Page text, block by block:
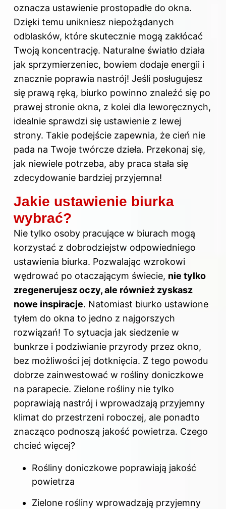
oznacza ustawienie prostopadłe do okna.
Dzięki temu unikniesz niepożądanych
odblasków, które skutecznie mogą zakłócać
Twoją koncentrację. Naturalne światło działa
jak sprzymierzeniec, bowiem dodaje energii i
znacznie poprawia nastrój! Jeśli posługujesz
się prawą ręką, biurko powinno znaleźć się po
prawej stronie okna, z kolei dla leworęcznych,
idealnie sprawdzi się ustawienie z lewej
strony. Takie podejście zapewnia, że cień nie
pada na Twoje twórcze dzieła. Przekonaj się,
jak niewiele potrzeba, aby praca stała się
zdecydowanie bardziej przyjemna!
Jakie ustawienie biurka
wybrać?
Nie tylko osoby pracujące w biurach mogą
korzystać z dobrodziejstw odpowiedniego
ustawienia biurka. Pozwalając wzrokowi
wędrować po otaczającym świecie, nie tylko
zregenerujesz oczy, ale również zyskasz
nowe inspiracje. Natomiast biurko ustawione
tyłem do okna to jedno z najgorszych
rozwiązań! To sytuacja jak siedzenie w
bunkrze i podziwianie przyrody przez okno,
bez możliwości jej dotknięcia. Z tego powodu
dobrze zainwestować w rośliny doniczkowe
na parapecie. Zielone rośliny nie tylko
poprawiają nastrój i wprowadzają przyjemny
klimat do przestrzeni roboczej, ale ponadto
znacząco podnoszą jakość powietrza. Czego
chcieć więcej?
Rośliny doniczkowe poprawiają jakość
powietrza
Zielone rośliny wprowadzają przyjemny